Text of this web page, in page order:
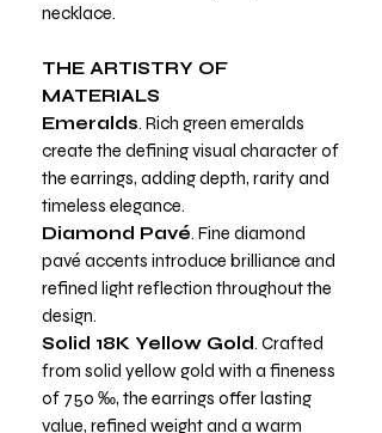
necklace.
THE ARTISTRY OF
MATERIALS
Emeralds. Rich green emeralds
create the defining visual character of
the earrings, adding depth, rarity and
timeless elegance.
Diamond Pavé. Fine diamond
pavé accents introduce brilliance and
refined light reflection throughout the
design.
Solid 18K Yellow Gold. Crafted
from solid yellow gold with a fineness
of 750 ‰, the earrings offer lasting
value, refined weight and a warm